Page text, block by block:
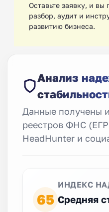
Оставьте заявку, и вы
разбор, аудит и
развитию бизнеса.
Анализ
Данные получены
реестров ФНС
HeadHunter и
65
ИНДЕКС
Средняя